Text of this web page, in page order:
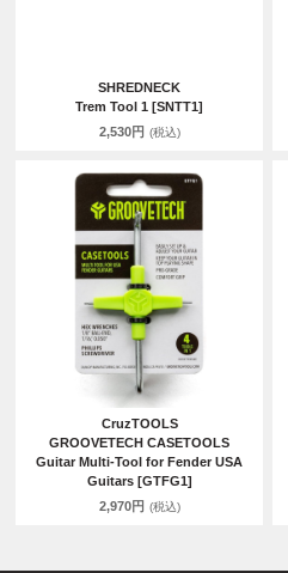
SHREDNECK
Trem Tool 1 [SNTT1]
2,530円 (税込)
CruzTOOLS
GROOVETECH CASETOOLS
Guitar Multi-Tool for Fender USA
Guitars [GTFG1]
2,970円 (税込)